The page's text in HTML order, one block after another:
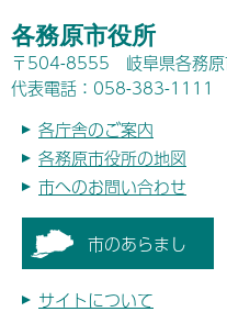
各務原市役所
〒504-8555 岐阜県各務原
代表電話：058-383-1111
各庁舎のご案内
各務原市役所の地図
市へのお問い合わせ
市のあらまし
サイトについて